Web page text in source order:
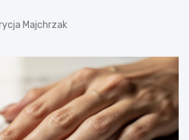
Majchrzak